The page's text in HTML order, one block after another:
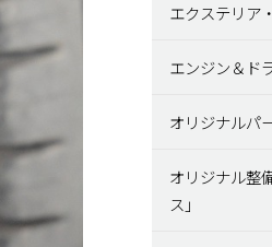
エクステリア
エンジン＆ド
オリジナルパ
オリジナル整
ス」